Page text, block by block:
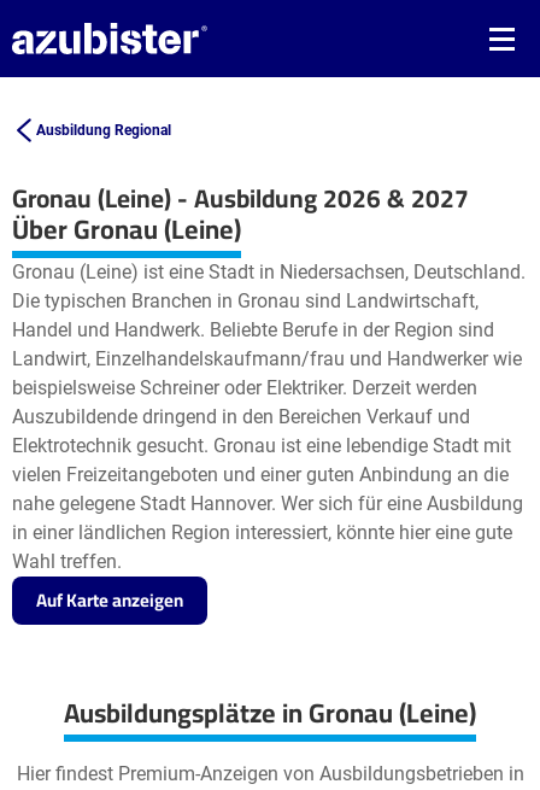
Ausbildung Regional
Gronau (Leine) - Ausbildung 2026 & 2027
+
−
Leaflet | ©OpenStreetMap2contributors
Über Gronau (Leine)
Gronau (Leine) ist eine Stadt in Niedersachsen, Deutschland.
Die typischen Branchen in Gronau sind Landwirtschaft,
Handel und Handwerk. Beliebte Berufe in der Region sind
Landwirt, Einzelhandelskaufmann/frau und Handwerker wie
beispielsweise Schreiner oder Elektriker. Derzeit werden
Auszubildende dringend in den Bereichen Verkauf und
Elektrotechnik gesucht. Gronau ist eine lebendige Stadt mit
vielen Freizeitangeboten und einer guten Anbindung an die
nahe gelegene Stadt Hannover. Wer sich für eine Ausbildung
in einer ländlichen Region interessiert, könnte hier eine gute
Wahl treffen.
Auf Karte anzeigen
Ausbildungsplätze in Gronau (Leine)
Hier findest Premium-Anzeigen von Ausbildungsbetrieben in